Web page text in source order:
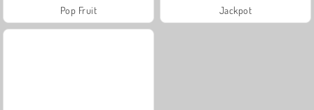
Pop Fruit Jackpot